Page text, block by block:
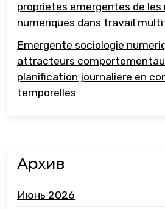
proprietes emergentes de les
numeriques dans travail
Emergente sociologie
attracteurs
planification journaliere en
temporelles
Архив
Июнь 2026